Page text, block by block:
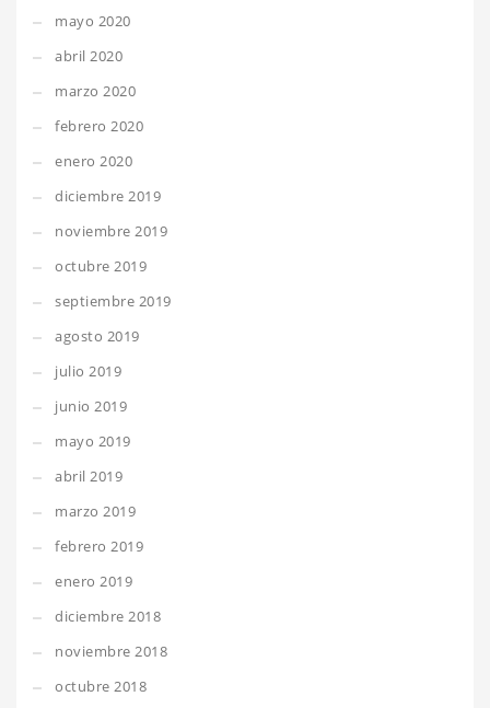
mayo 2020
abril 2020
marzo 2020
febrero 2020
enero 2020
diciembre 2019
noviembre 2019
octubre 2019
septiembre 2019
agosto 2019
julio 2019
junio 2019
mayo 2019
abril 2019
marzo 2019
febrero 2019
enero 2019
diciembre 2018
noviembre 2018
octubre 2018